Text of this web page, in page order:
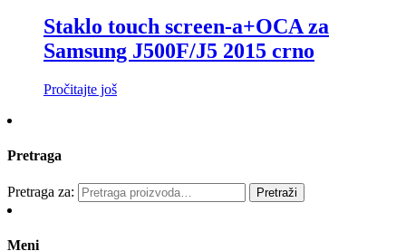
Staklo touch screen-a+OCA za
Samsung J500F/J5 2015 crno
Pročitajte još
Pretraga
Pretraga za: Pretraži
Meni